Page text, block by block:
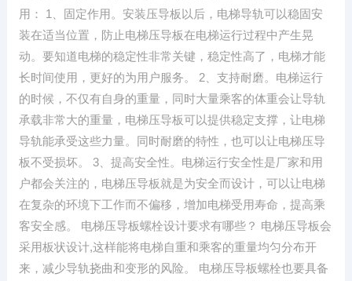
用： 1、固定作用。安装压导板以后，电梯导轨可以稳固安
装在适当位置，防止电梯压导板在电梯运行过程中产生晃
动。要知道电梯的稳定性非常关键，稳定性高了，电梯才能
长时间使用，更好的为用户服务。 2、支持耐磨。电梯运行
的时候，不仅有自身的重量，同时大量乘客的体重会让导轨
承载非常大的重量，电梯压导板可以提供稳定支撑，让电梯
导轨能承受这些力量。同时耐磨的特性，也可以让电梯压导
板不受损坏。 3、提高安全性。电梯运行安全性是厂家和用
户都会关注的，电梯压导板就是为安全而设计，可以让电梯
在复杂的环境下工作而不偏移，增加电梯受用寿命，提高乘
客安全感。 电梯压导板螺栓设计要求有哪些？ 电梯压导板会
采用板状设计,这样能将电梯自重和乘客的重量均匀分布开
来，减少导轨挠曲和变形的风险。 电梯压导板螺栓也要具备